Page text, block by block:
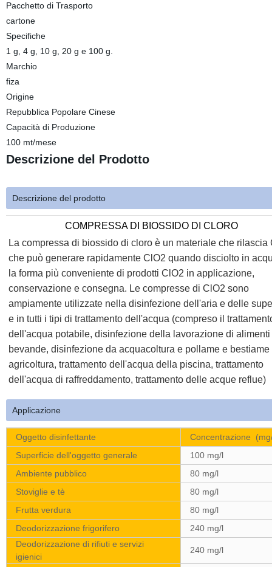
Pacchetto di Trasporto
cartone
Specifiche
1 g, 4 g, 10 g, 20 g e 100 g.
Marchio
fiza
Origine
Repubblica Popolare Cinese
Capacità di Produzione
100 mt/mese
Descrizione del Prodotto
Descrizione del prodotto
COMPRESSA DI BIOSSIDO DI CLORO
La compressa di biossido di cloro è un materiale che rilascia
che può generare rapidamente ClO2 quando disciolto in
la forma più conveniente di prodotti ClO2 in applicazione,
conservazione e consegna. Le compresse di ClO2 sono
ampiamente utilizzate nella disinfezione dell'aria e delle
e in tutti i tipi di trattamento dell'acqua (compreso il
dell'acqua potabile, disinfezione della lavorazione di alimenti
bevande, disinfezione da acquacoltura e pollame e bestiame
agricoltura, trattamento dell'acqua della piscina, trattamento
dell'acqua di raffreddamento, trattamento delle acque reflue)
Applicazione
Oggetto disinfettante Concentrazione
Superficie dell'oggetto generale
100 mg/l
Ambiente pubblico
80 mg/l
Stoviglie e tè
80 mg/l
Frutta verdura
80 mg/l
Deodorizzazione frigorifero
240 mg/l
Deodorizzazione di rifiuti e servizi
igienici
240 mg/l